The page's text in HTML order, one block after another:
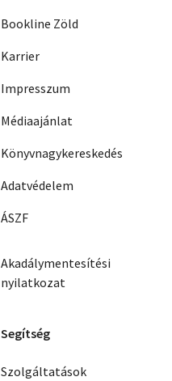
Bookline Zöld
Karrier
Impresszum
Médiaajánlat
Könyvnagykereskedés
Adatvédelem
ÁSZF
Akadálymentesítési
nyilatkozat
Segítség
Szolgáltatások